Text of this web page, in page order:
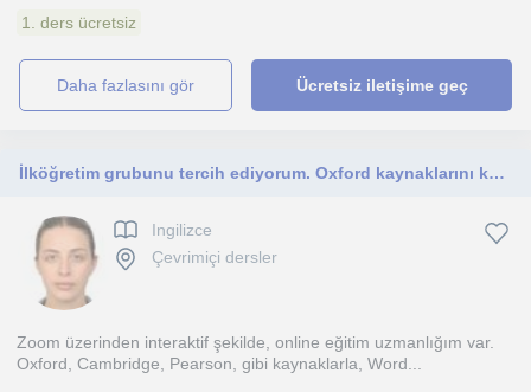
1. ders ücretsiz
daha fazlasını gör Ücretsiz iletişime geç
İlköğretim grubunu tercih ediyorum. Oxford kaynaklarını kullanıyorum. Zoom üzerinden interaktif dersler veriyorum
Ingilizce
Çevrimiçi dersler
Zoom üzerinden interaktif şekilde, online eğitim uzmanlığım var.
Oxford, Cambridge, Pearson, gibi kaynaklarla, Word...